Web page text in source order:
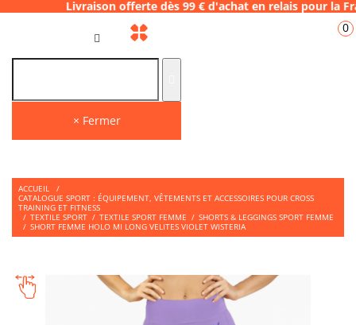
offerte dès 99 € d'achat en relais
× Fermer
0
ACCUEIL
/
CATALOGUE SPORT : ÉQUIPEMENT, VÊTEMENTS ET ACCESSOIRES POUR CROSS
TRAINING ET FITNESS
/ TEXTILE SPORT / TEXTILE SPORT FEMME / SHORTS & LEGGINGS SPORT FEMME
/ SHORT FEMME HOLO MI LONG VELITES VIOLET WISTERIA